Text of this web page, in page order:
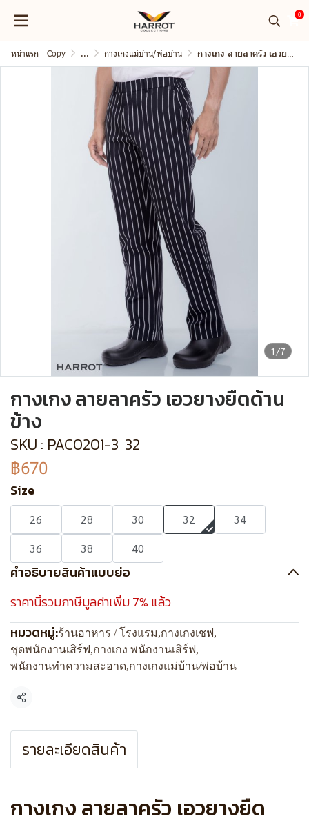
0
หน้าแรก - Copy ... กางเกงแม่บ้าน/พ่อบ้าน กางเกง ลายลาครัว เอวยางยืดด้านข้าง
1/7
กางเกง ลายลาครัว เอวยางยืดด้าน
ข้าง
SKU : PAC0201-3 32
฿670
Size
26 28 30 32
34
36
38 40
คำอธิบายสินค้าแบบย่อ
ราคานี้รวมภาษีมูลค่าเพิ่ม 7% แล้ว
หมวดหมู่:ร้านอาหาร / โรงแรม,กางเกงเชฟ,
ชุดพนักงานเสิร์ฟ,กางเกง พนักงานเสิร์ฟ,
พนักงานทำความสะอาด,กางเกงแม่บ้าน/พ่อบ้าน
แชร์
รายละเอียดสินค้า
กางเกง ลายลาครัว เอวยางยืด